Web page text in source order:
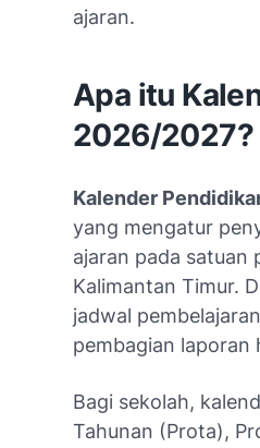
ajaran.
Apa itu
2026/2027?
Kalender
yang mengatur
ajaran pada satuan
Kalimantan Timur.
jadwal
pembagian laporan
Bagi sekolah,
Tahunan (Prota),